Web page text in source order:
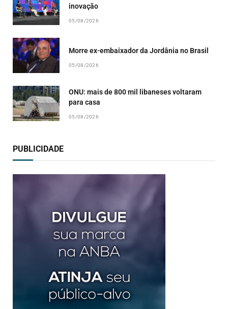
inovação
05/08/2026
Morre ex-embaixador da Jordânia no Brasil
05/08/2026
ONU: mais de 800 mil libaneses voltaram
para casa
05/08/2026
PUBLICIDADE